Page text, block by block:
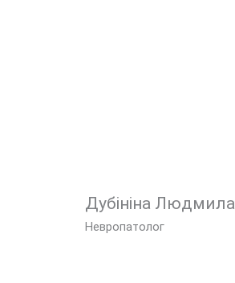
Дубініна Людмила
Невропатолог